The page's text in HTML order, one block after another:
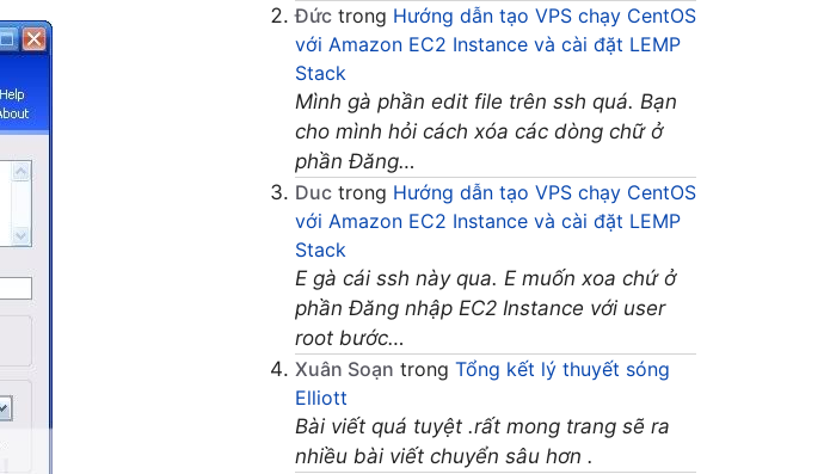
Đức trong Hướng dẫn tạo VPS chạy CentOS
với Amazon EC2 Instance và cài đặt LEMP
Stack
Mình gà phần edit file trên ssh quá. Bạn
cho mình hỏi cách xóa các dòng chữ ở
phần Đăng…
Duc trong Hướng dẫn tạo VPS chạy CentOS
với Amazon EC2 Instance và cài đặt LEMP
Stack
E gà cái ssh này qua. E muốn xoa chứ ở
phần Đăng nhập EC2 Instance với user
root bước…
Xuân Soạn trong Tổng kết lý thuyết sóng
Elliott
Bài viết quá tuyệt .rất mong trang sẽ ra
nhiều bài viết chuyển sâu hơn .